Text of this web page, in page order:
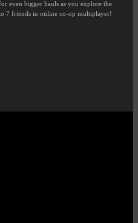
even bigger hauls as you explore the
7 friends in online co-op multiplayer!